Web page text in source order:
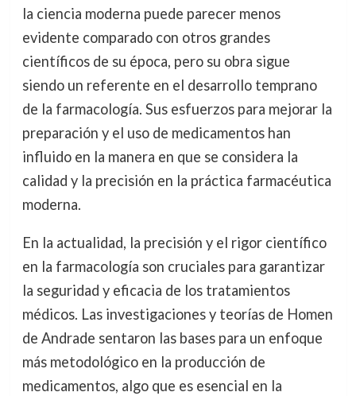
la ciencia moderna puede parecer menos
evidente comparado con otros grandes
científicos de su época, pero su obra sigue
siendo un referente en el desarrollo temprano
de la farmacología. Sus esfuerzos para mejorar la
preparación y el uso de medicamentos han
influido en la manera en que se considera la
calidad y la precisión en la práctica farmacéutica
moderna.
En la actualidad, la precisión y el rigor científico
en la farmacología son cruciales para garantizar
la seguridad y eficacia de los tratamientos
médicos. Las investigaciones y teorías de Homen
de Andrade sentaron las bases para un enfoque
más metodológico en la producción de
medicamentos, algo que es esencial en la